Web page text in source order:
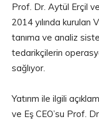
Prof. Dr. Aytül Erçil
2014 yılında kurulan
tanıma ve analiz
tedarikçilerin
sağlıyor.
Yatırım ile ilgili
ve Eş CEO’su Prof.